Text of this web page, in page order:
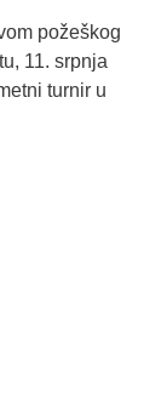
požeškog
11. srpnja
turnir u